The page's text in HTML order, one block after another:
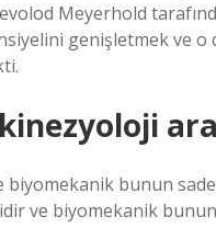
Meyerhold
genişletmek ve o
bunun
ve biyomekanik